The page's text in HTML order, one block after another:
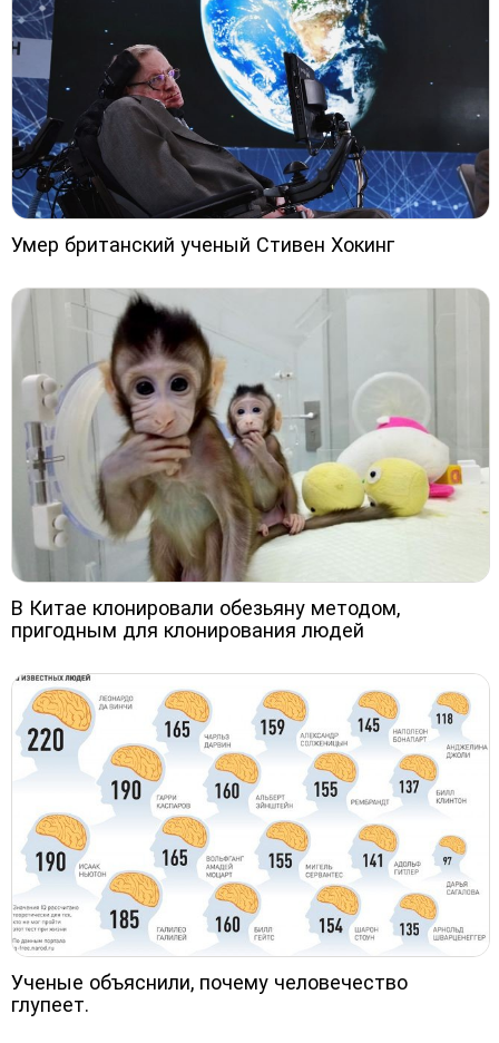
Умер британский ученый Стивен Хокинг
В Китае клонировали обезьяну методом,
пригодным для клонирования людей
Ученые объяснили, почему человечество
глупеет.